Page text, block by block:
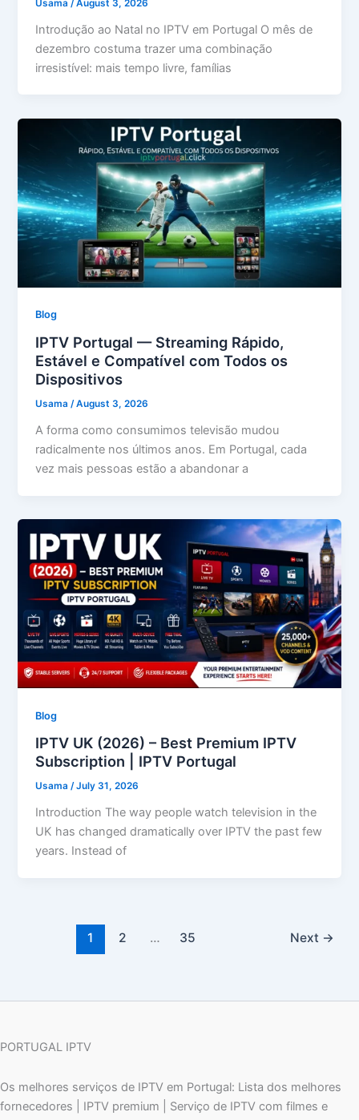
Usama /August 3, 2026
Introdução ao Natal no IPTV em Portugal O mês de
dezembro costuma trazer uma combinação
irresistível: mais tempo livre, famílias
Blog
IPTV Portugal — Streaming Rápido,
Estável e Compatível com Todos os
Dispositivos
Usama/August 3, 2026
A forma como consumimos televisão mudou
radicalmente nos últimos anos. Em Portugal, cada
vez mais pessoas estão a abandonar a
Blog
IPTV UK (2026) – Best Premium IPTV
Subscription | IPTV Portugal
Usama/July 31, 2026
Introduction The way people watch television in the
UK has changed dramatically over IPTV the past few
years. Instead of
1 2 … 35 Next →
PORTUGAL IPTV
Os melhores serviços de IPTV em Portugal: Lista dos melhores
fornecedores | IPTV premium | Serviço de IPTV com filmes e